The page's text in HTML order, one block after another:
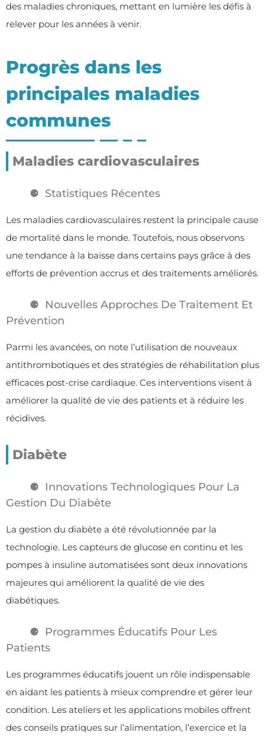
des maladies chroniques, mettant en lumière les défis à
relever pour les années à venir.
Progrès dans les
principales maladies
communes
Maladies cardiovasculaires
Statistiques Récentes
Les maladies cardiovasculaires restent la principale cause
de mortalité dans le monde. Toutefois, nous observons
une tendance à la baisse dans certains pays grâce à des
efforts de prévention accrus et des traitements améliorés.
Nouvelles Approches De Traitement Et
Prévention
Parmi les avancées, on note l’utilisation de nouveaux
antithrombotiques et des stratégies de réhabilitation plus
efficaces post-crise cardiaque. Ces interventions visent à
améliorer la qualité de vie des patients et à réduire les
récidives.
Diabète
Innovations Technologiques Pour La
Gestion Du Diabète
La gestion du diabète a été révolutionnée par la
technologie. Les capteurs de glucose en continu et les
pompes à insuline automatisées sont deux innovations
majeures qui améliorent la qualité de vie des
diabétiques.
Programmes Éducatifs Pour Les
Patients
Les programmes éducatifs jouent un rôle indispensable
en aidant les patients à mieux comprendre et gérer leur
condition. Les ateliers et les applications mobiles offrent
des conseils pratiques sur l’alimentation, l’exercice et la